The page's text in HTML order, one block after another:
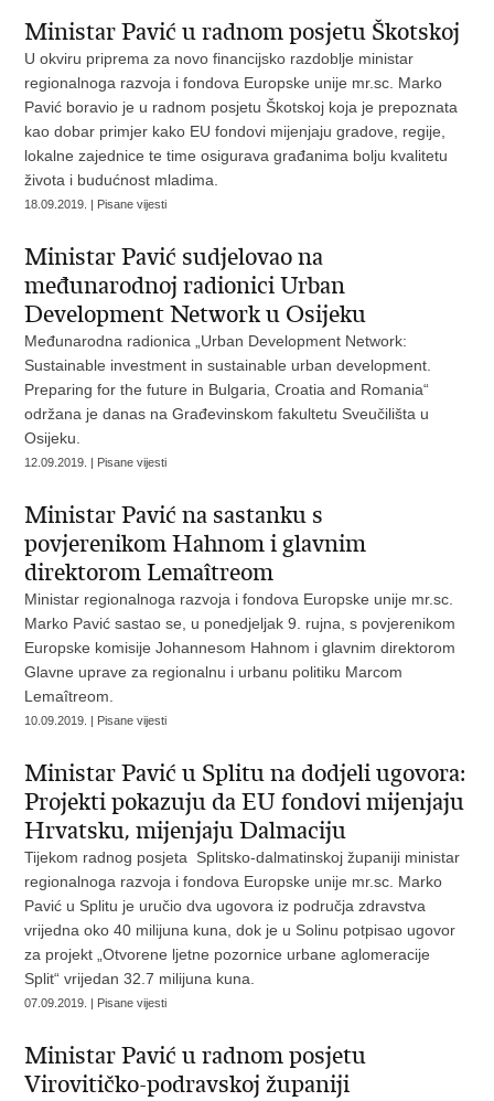
Ministar Pavić u radnom posjetu Škotskoj
U okviru priprema za novo financijsko razdoblje ministar
regionalnoga razvoja i fondova Europske unije mr.sc. Marko
Pavić boravio je u radnom posjetu Škotskoj koja je prepoznata
kao dobar primjer kako EU fondovi mijenjaju gradove, regije,
lokalne zajednice te time osigurava građanima bolju kvalitetu
života i budućnost mladima.
18.09.2019. | Pisane vijesti
Ministar Pavić sudjelovao na
međunarodnoj radionici Urban
Development Network u Osijeku
Međunarodna radionica „Urban Development Network:
Sustainable investment in sustainable urban development.
Preparing for the future in Bulgaria, Croatia and Romania“
održana je danas na Građevinskom fakultetu Sveučilišta u
Osijeku.
12.09.2019. | Pisane vijesti
Ministar Pavić na sastanku s
povjerenikom Hahnom i glavnim
direktorom Lemaîtreom
Ministar regionalnoga razvoja i fondova Europske unije mr.sc.
Marko Pavić sastao se, u ponedjeljak 9. rujna, s povjerenikom
Europske komisije Johannesom Hahnom i glavnim direktorom
Glavne uprave za regionalnu i urbanu politiku Marcom
Lemaîtreom.
10.09.2019. | Pisane vijesti
Ministar Pavić u Splitu na dodjeli ugovora:
Projekti pokazuju da EU fondovi mijenjaju
Hrvatsku, mijenjaju Dalmaciju
Tijekom radnog posjeta Splitsko-dalmatinskoj županiji ministar
regionalnoga razvoja i fondova Europske unije mr.sc. Marko
Pavić u Splitu je uručio dva ugovora iz područja zdravstva
vrijedna oko 40 milijuna kuna, dok je u Solinu potpisao ugovor
za projekt „Otvorene ljetne pozornice urbane aglomeracije
Split“ vrijedan 32.7 milijuna kuna.
07.09.2019. | Pisane vijesti
Ministar Pavić u radnom posjetu
Virovitičko-podravskoj županiji